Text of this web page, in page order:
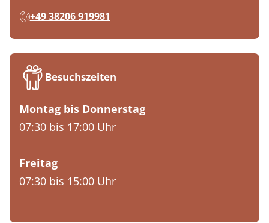
+49 38206 919981
Besuchszeiten
Montag bis Donnerstag
07:30 bis 17:00 Uhr
Freitag
07:30 bis 15:00 Uhr